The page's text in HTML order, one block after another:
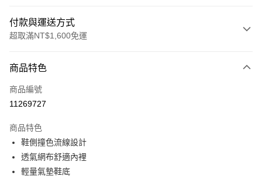
付款與運送方式
超取滿NT$1,600免運
信用卡一次付款
LINE Pay
街口支付
悠遊付
商品特色
商品編號
11269727
商品特色
鞋側撞色流線設計
透氣網布舒適內裡
輕量氣墊鞋底